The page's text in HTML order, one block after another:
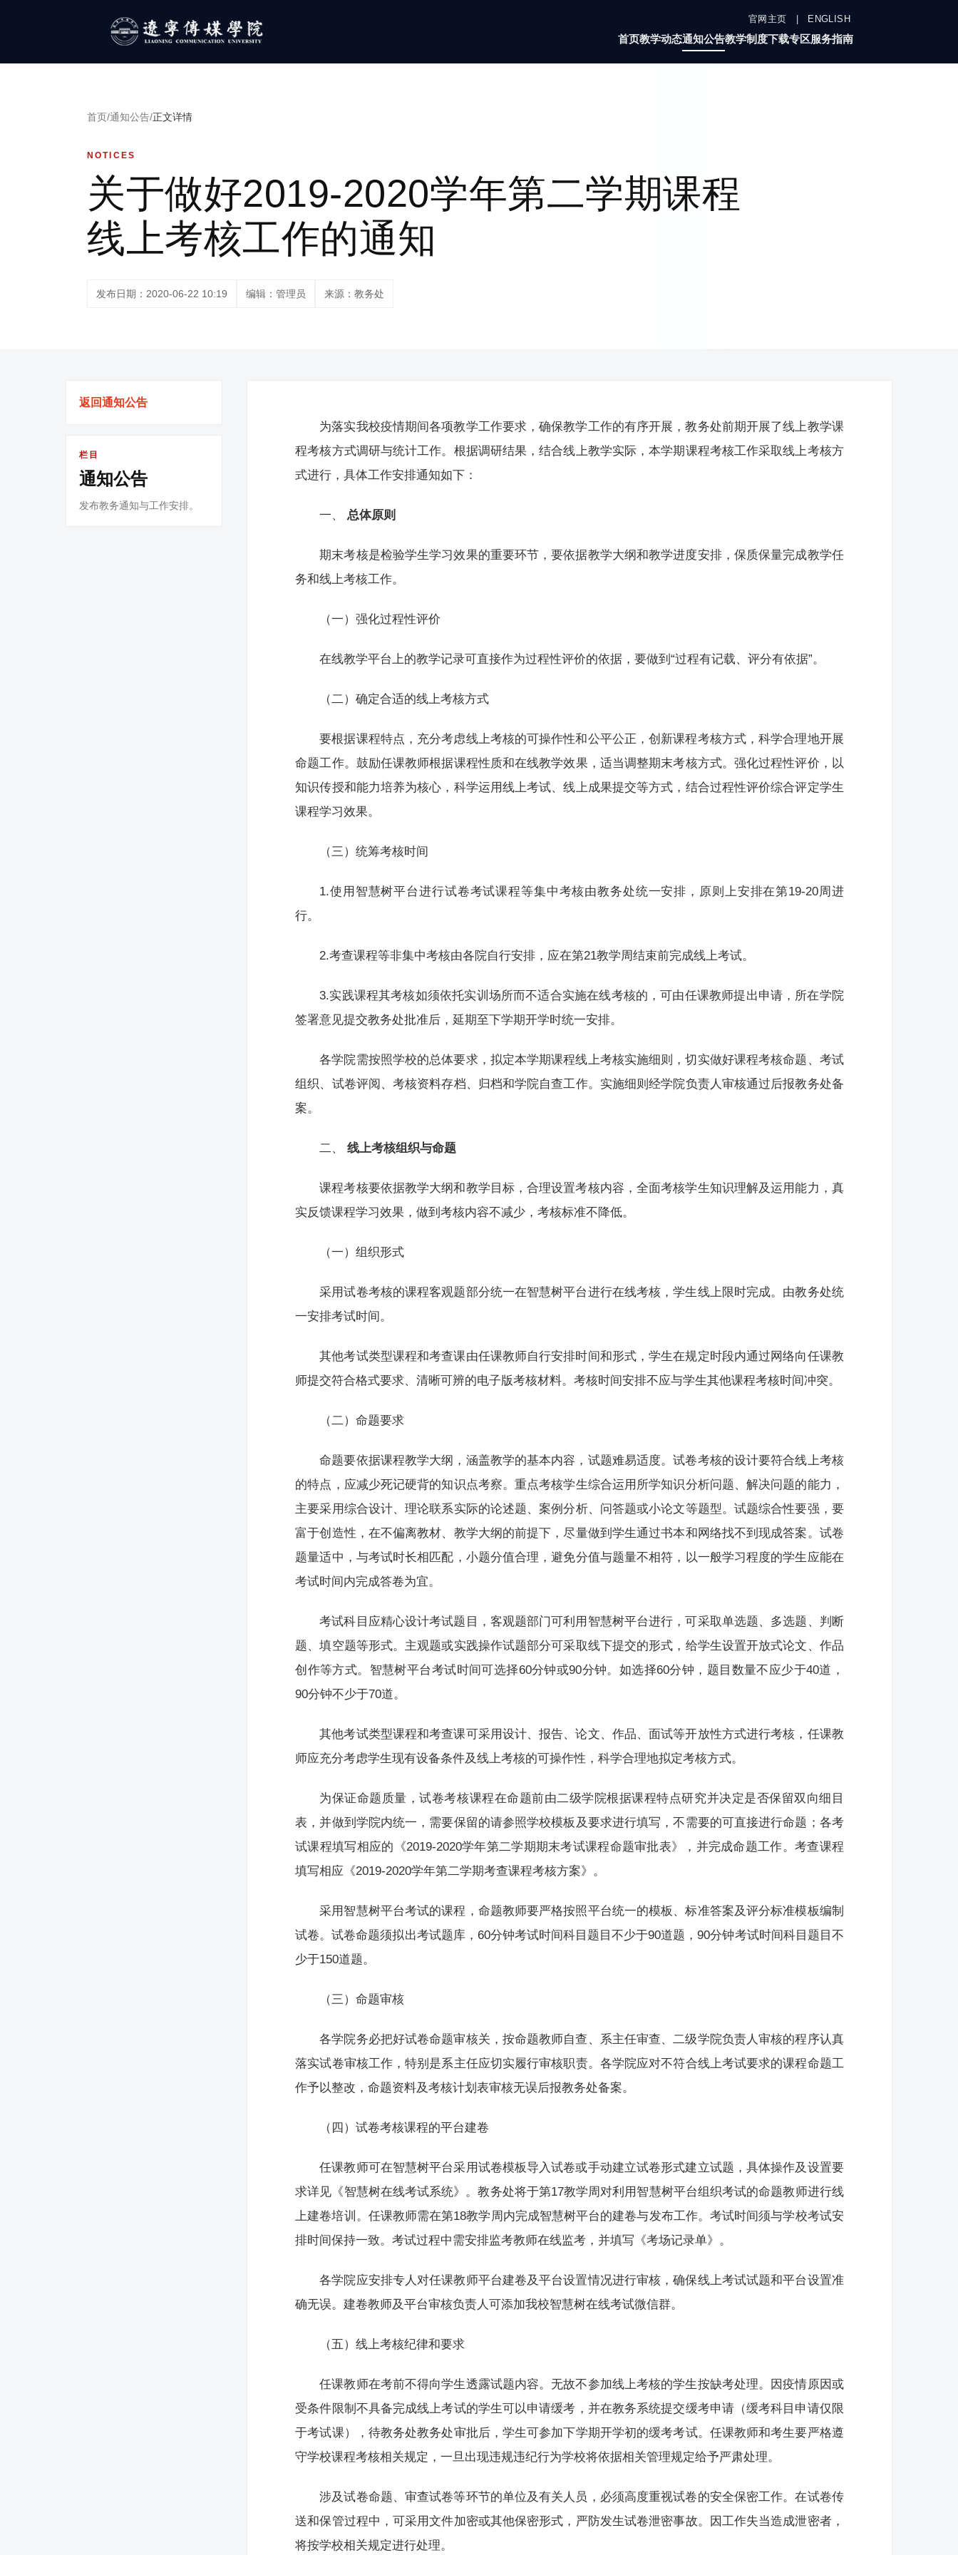
官网主页 ENGLISH
首页教学动态通知公告教学制度下载专区服务指南
首页/通知公告/正文详情
NOTICES
关于做好2019-2020学年第二学期课程
线上考核工作的通知
发布日期：2020-06-22 10:19 编辑：管理员 来源：教务处
返回通知公告
栏目
通知公告
发布教务通知与工作安排。
为落实我校疫情期间各项教学工作要求，确保教学工作的有序开展，教务处前期开展了线上教学课
程考核方式调研与统计工作。根据调研结果，结合线上教学实际，本学期课程考核工作采取线上考核方
式进行，具体工作安排通知如下：
一、总体原则
期末考核是检验学生学习效果的重要环节，要依据教学大纲和教学进度安排，保质保量完成教学任
务和线上考核工作。
（一）强化过程性评价
在线教学平台上的教学记录可直接作为过程性评价的依据，要做到“过程有记载、评分有依据”。
（二）确定合适的线上考核方式
要根据课程特点，充分考虑线上考核的可操作性和公平公正，创新课程考核方式，科学合理地开展
命题工作。鼓励任课教师根据课程性质和在线教学效果，适当调整期末考核方式。强化过程性评价，以
知识传授和能力培养为核心，科学运用线上考试、线上成果提交等方式，结合过程性评价综合评定学生
课程学习效果。
（三）统筹考核时间
1.使用智慧树平台进行试卷考试课程等集中考核由教务处统一安排，原则上安排在第19-20周进
行。
2.考查课程等非集中考核由各院自行安排，应在第21教学周结束前完成线上考试。
3.实践课程其考核如须依托实训场所而不适合实施在线考核的，可由任课教师提出申请，所在学院
签署意见提交教务处批准后，延期至下学期开学时统一安排。
各学院需按照学校的总体要求，拟定本学期课程线上考核实施细则，切实做好课程考核命题、考试
组织、试卷评阅、考核资料存档、归档和学院自查工作。实施细则经学院负责人审核通过后报教务处备
案。
二、线上考核组织与命题
课程考核要依据教学大纲和教学目标，合理设置考核内容，全面考核学生知识理解及运用能力，真
实反馈课程学习效果，做到考核内容不减少，考核标准不降低。
（一）组织形式
采用试卷考核的课程客观题部分统一在智慧树平台进行在线考核，学生线上限时完成。由教务处统
一安排考试时间。
其他考试类型课程和考查课由任课教师自行安排时间和形式，学生在规定时段内通过网络向任课教
师提交符合格式要求、清晰可辨的电子版考核材料。考核时间安排不应与学生其他课程考核时间冲突。
（二）命题要求
命题要依据课程教学大纲，涵盖教学的基本内容，试题难易适度。试卷考核的设计要符合线上考核
的特点，应减少死记硬背的知识点考察。重点考核学生综合运用所学知识分析问题、解决问题的能力，
主要采用综合设计、理论联系实际的论述题、案例分析、问答题或小论文等题型。试题综合性要强，要
富于创造性，在不偏离教材、教学大纲的前提下，尽量做到学生通过书本和网络找不到现成答案。试卷
题量适中，与考试时长相匹配，小题分值合理，避免分值与题量不相符，以一般学习程度的学生应能在
考试时间内完成答卷为宜。
考试科目应精心设计考试题目，客观题部门可利用智慧树平台进行，可采取单选题、多选题、判断
题、填空题等形式。主观题或实践操作试题部分可采取线下提交的形式，给学生设置开放式论文、作品
创作等方式。智慧树平台考试时间可选择60分钟或90分钟。如选择60分钟，题目数量不应少于40道，
90分钟不少于70道。
其他考试类型课程和考查课可采用设计、报告、论文、作品、面试等开放性方式进行考核，任课教
师应充分考虑学生现有设备条件及线上考核的可操作性，科学合理地拟定考核方式。
为保证命题质量，试卷考核课程在命题前由二级学院根据课程特点研究并决定是否保留双向细目
表，并做到学院内统一，需要保留的请参照学校模板及要求进行填写，不需要的可直接进行命题；各考
试课程填写相应的《2019-2020学年第二学期期末考试课程命题审批表》，并完成命题工作。考查课程
填写相应《2019-2020学年第二学期考查课程考核方案》。
采用智慧树平台考试的课程，命题教师要严格按照平台统一的模板、标准答案及评分标准模板编制
试卷。试卷命题须拟出考试题库，60分钟考试时间科目题目不少于90道题，90分钟考试时间科目题目不
少于150道题。
（三）命题审核
各学院务必把好试卷命题审核关，按命题教师自查、系主任审查、二级学院负责人审核的程序认真
落实试卷审核工作，特别是系主任应切实履行审核职责。各学院应对不符合线上考试要求的课程命题工
作予以整改，命题资料及考核计划表审核无误后报教务处备案。
（四）试卷考核课程的平台建卷
任课教师可在智慧树平台采用试卷模板导入试卷或手动建立试卷形式建立试题，具体操作及设置要
求详见《智慧树在线考试系统》。教务处将于第17教学周对利用智慧树平台组织考试的命题教师进行线
上建卷培训。任课教师需在第18教学周内完成智慧树平台的建卷与发布工作。考试时间须与学校考试安
排时间保持一致。考试过程中需安排监考教师在线监考，并填写《考场记录单》。
各学院应安排专人对任课教师平台建卷及平台设置情况进行审核，确保线上考试试题和平台设置准
确无误。建卷教师及平台审核负责人可添加我校智慧树在线考试微信群。
（五）线上考核纪律和要求
任课教师在考前不得向学生透露试题内容。无故不参加线上考核的学生按缺考处理。因疫情原因或
受条件限制不具备完成线上考试的学生可以申请缓考，并在教务系统提交缓考申请（缓考科目申请仅限
于考试课），待教务处教务处审批后，学生可参加下学期开学初的缓考考试。任课教师和考生要严格遵
守学校课程考核相关规定，一旦出现违规违纪行为学校将依据相关管理规定给予严肃处理。
涉及试卷命题、审查试卷等环节的单位及有关人员，必须高度重视试卷的安全保密工作。在试卷传
送和保管过程中，可采用文件加密或其他保密形式，严防发生试卷泄密事故。因工作失当造成泄密者，
将按学校相关规定进行处理。